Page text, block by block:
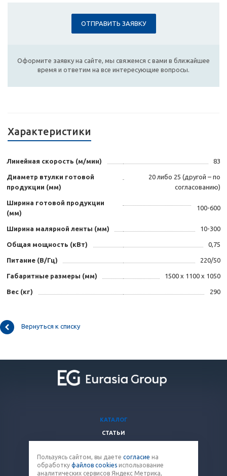
ОТПРАВИТЬ ЗАЯВКУ
Оформите заявку на сайте, мы свяжемся с вами в ближайшее
время и ответим на все интересующие вопросы.
Характеристики
Линейная скорость (м/мин) 83
Диаметр втулки готовой
продукции (мм)
20 либо 25 (другой – по
согласованию)
Ширина готовой продукции
(мм)
100-600
Ширина малярной ленты (мм) 10-300
Общая мощность (кВт) 0,75
Питание (В/Гц) 220/50
Габаритные размеры (мм) 1500 х 1100 х 1050
Вес (кг) 290
Вернуться к списку
КАТАЛОГ
СТАТЬИ
КОМПАНИЯ
КОНТАКТЫ
Пользуясь сайтом, вы даете согласие на
обработку файлов cookies использование
аналитических сервисов Яндекс Метрика,